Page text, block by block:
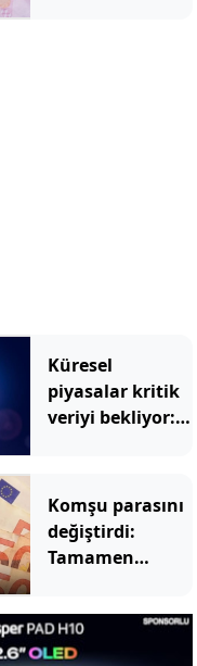
Küresel
piyasalar kritik
veriyi bekliyor:
Komşu parasını
değiştirdi:
Tamamen